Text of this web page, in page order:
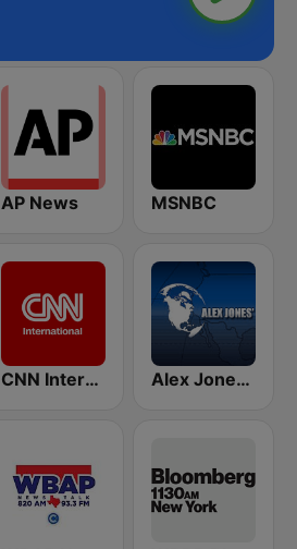
AP News MSNBC
CNN International Alex Jones - Infowars.com